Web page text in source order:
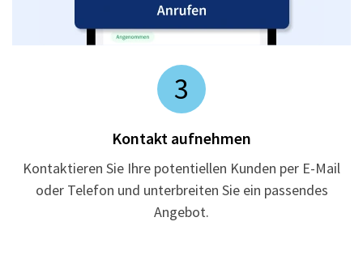
3
Kontakt aufnehmen
Kontaktieren Sie Ihre potentiellen Kunden per E-Mail
oder Telefon und unterbreiten Sie ein passendes
Angebot.